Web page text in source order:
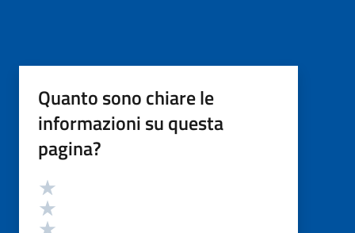
Quanto sono chiare le
informazioni su questa
pagina?
Valutazione